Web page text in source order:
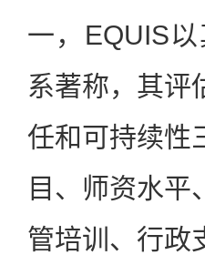
一，EQUIS
系著称，其评
任和可持续性
目、师资水
管培训、行政